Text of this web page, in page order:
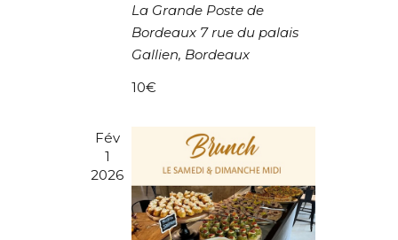
M
S
La Grande Poste de
Bordeaux 7 rue du palais
Gallien, Bordeaux
10€
Fév
1
2026